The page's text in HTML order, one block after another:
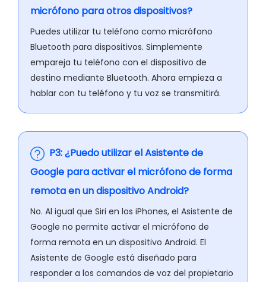
micrófono para otros dispositivos?
Puedes utilizar tu teléfono como micrófono
Bluetooth para dispositivos. Simplemente
empareja tu teléfono con el dispositivo de
destino mediante Bluetooth. Ahora empieza a
hablar con tu teléfono y tu voz se transmitirá.
P3: ¿Puedo utilizar el Asistente de
Google para activar el micrófono de forma
remota en un dispositivo Android?
No. Al igual que Siri en los iPhones, el Asistente de
Google no permite activar el micrófono de
forma remota en un dispositivo Android. El
Asistente de Google está diseñado para
responder a los comandos de voz del propietario